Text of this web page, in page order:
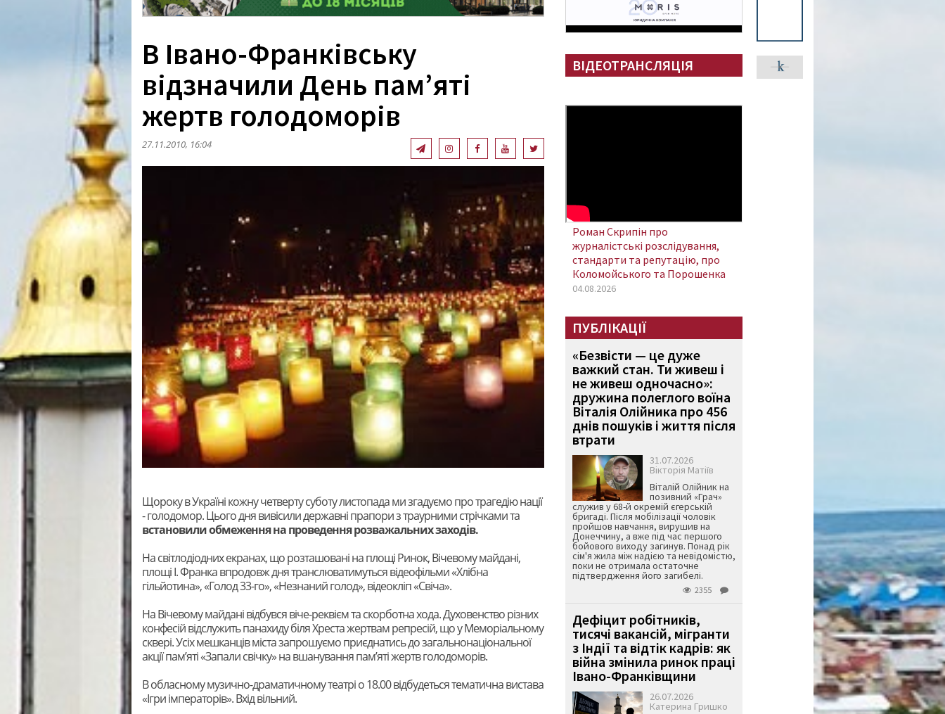
В Івано-Франківську
відзначили День пам’яті
жертв голодоморів
27.11.2010, 16:04
Щороку в Україні кожну четверту суботу листопада ми згадуємо про трагедію нації
- голодомор. Цього дня вивісили державні прапори з траурними стрічками та
встановили обмеження на проведення розважальних заходів.
На світлодіодних екранах, що розташовані на площі Ринок, Вічевому майдані,
площі І. Франка впродовж дня транслюватимуться відеофільми «Хлібна
гільйотина», «Голод 33-го», «Незнаний голод», відеокліп «Свіча».
На Вічевому майдані відбувся віче-реквієм та скорботна хода. Духовенство різних
конфесій відслужить панахиду біля Хреста жертвам репресій, що у Меморіальному
сквері. Усіх мешканців міста запрошуємо приєднатись до загальнонаціональної
акції пам’яті «Запали свічку» на вшанування пам’яті жертв голодоморів.
В обласному музично-драматичному театрі о 18.00 відбудеться тематична вистава
«Ігри імператорів». Вхід вільний.
ВІДЕОТРАНСЛЯЦІЯ
Роман Скрипін про
журналістські розслідування,
стандарти та репутацію, про
Коломойського та Порошенка
04.08.2026
ПУБЛІКАЦІЇ
«Безвісти — це дуже
важкий стан. Ти живеш і
не живеш одночасно»:
дружина полеглого воїна
Віталія Олійника про 456
днів пошуків і життя після
втрати
31.07.2026
Вікторія Матіїв
Віталій Олійник на
позивний «Грач»
служив у 68-й окремій єгерській
бригаді. Після мобілізації чоловік
пройшов навчання, вирушив на
Донеччину, а вже під час першого
бойового виходу загинув. Понад рік
сім'я жила між надією та невідомістю,
поки не отримала остаточне
підтвердження його загибелі.
2355
Дефіцит робітників,
тисячі вакансій, мігранти
з Індії та відтік кадрів: як
війна змінила ринок праці
Івано-Франківщини
26.07.2026
Катерина Гришко